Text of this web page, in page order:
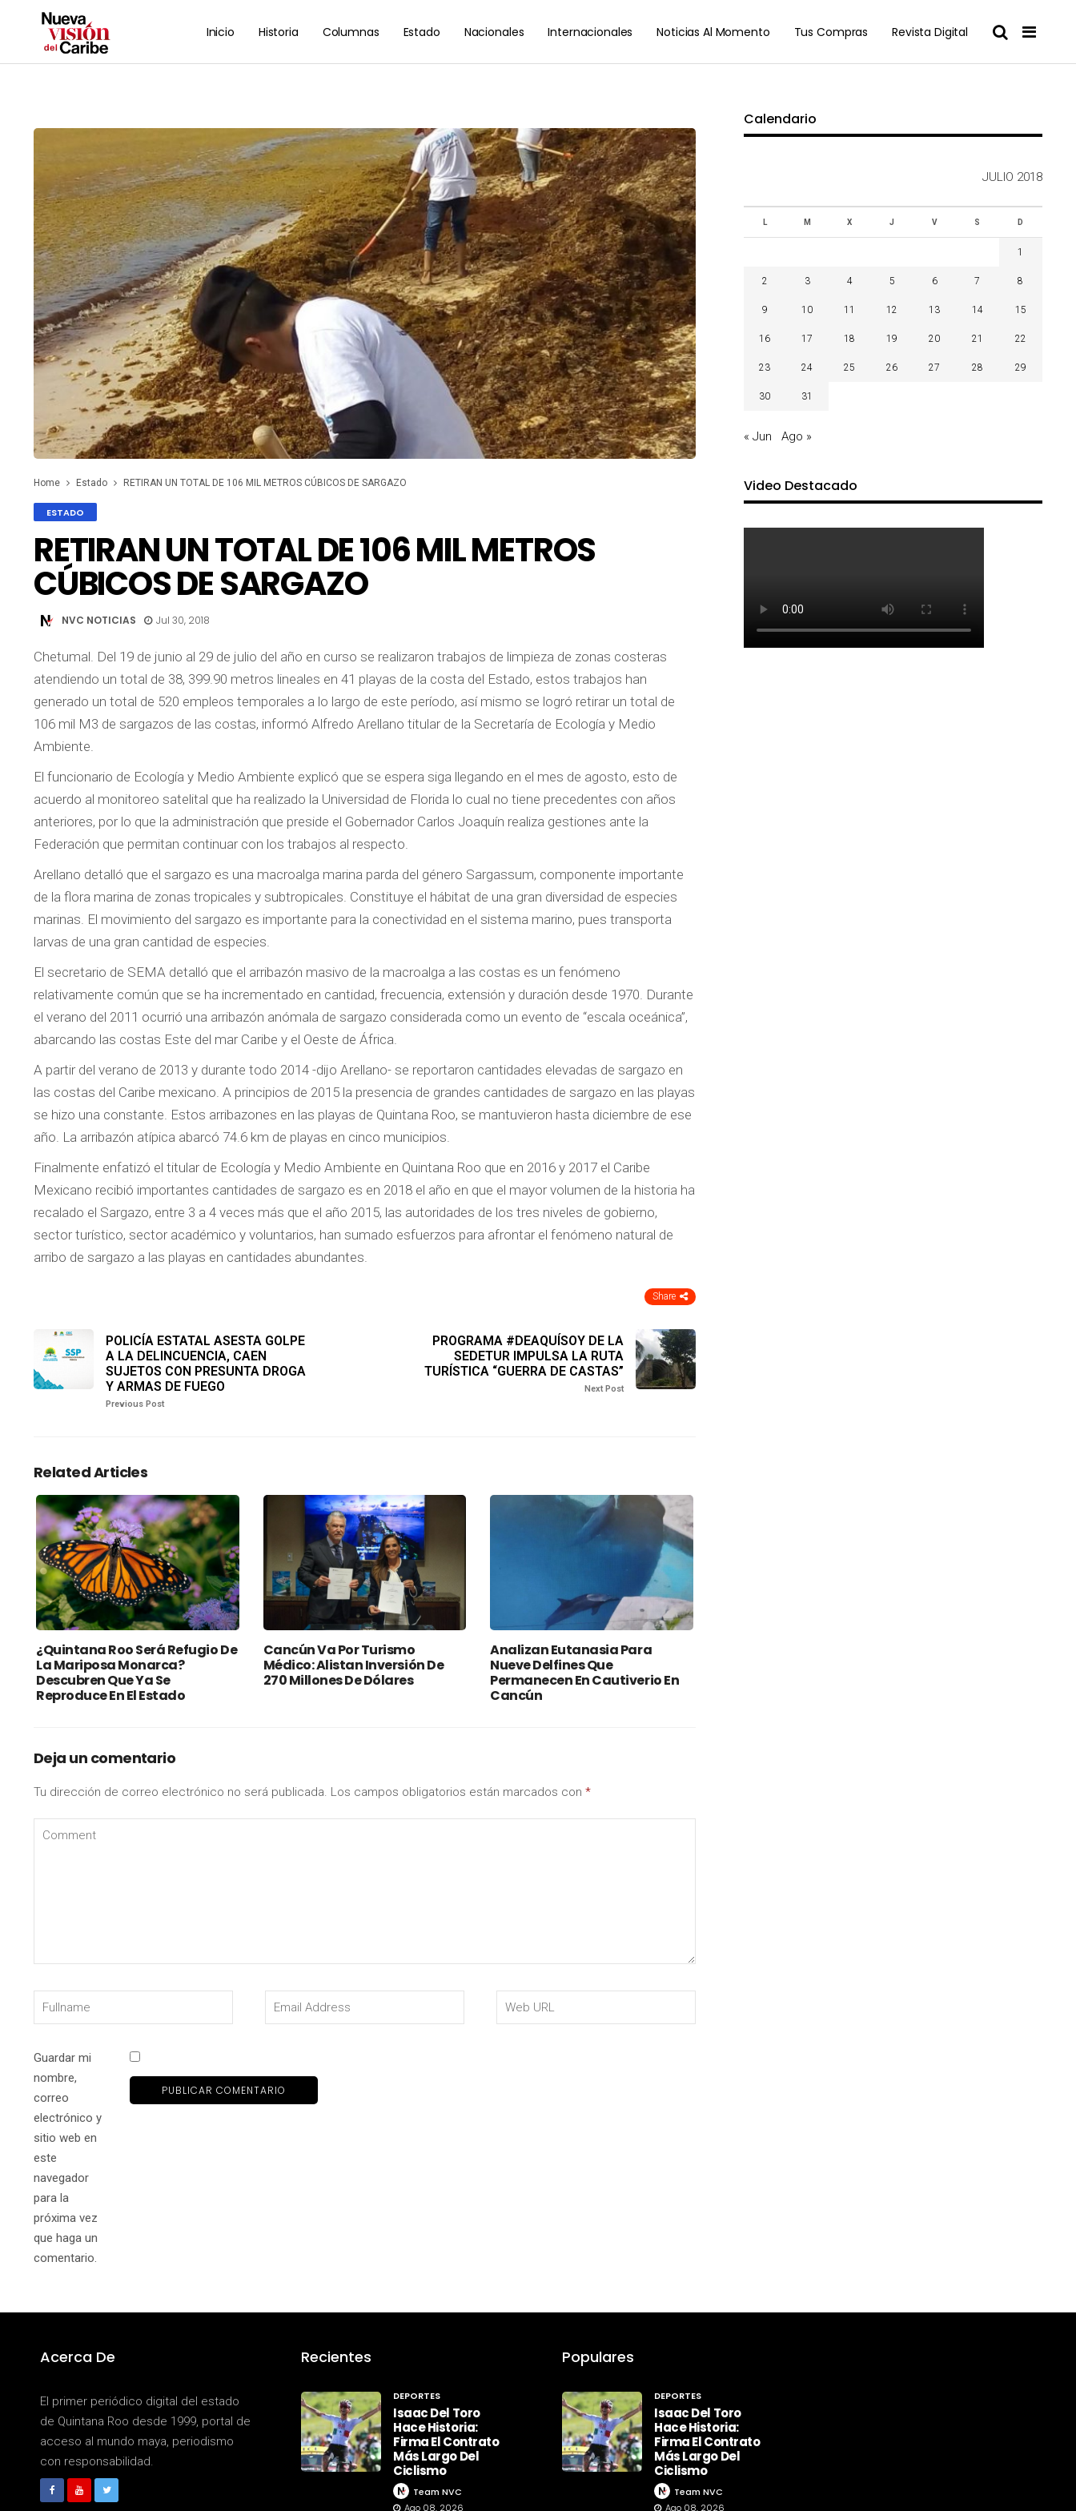
Inicio Historia Columnas Estado Nacionales Internacionales Noticias Al Momento Tus Compras Revista Digital
Home Estado RETIRAN UN TOTAL DE 106 MIL METROS CÚBICOS DE SARGAZO
ESTADO
RETIRAN UN TOTAL DE 106 MIL METROS
CÚBICOS DE SARGAZO
NVC NOTICIAS Jul 30, 2018
Chetumal. Del 19 de junio al 29 de julio del año en curso se realizaron trabajos de limpieza de zonas costeras
atendiendo un total de 38, 399.90 metros lineales en 41 playas de la costa del Estado, estos trabajos han
generado un total de 520 empleos temporales a lo largo de este período, así mismo se logró retirar un total de
106 mil M3 de sargazos de las costas, informó Alfredo Arellano titular de la Secretaría de Ecología y Medio
Ambiente.
El funcionario de Ecología y Medio Ambiente explicó que se espera siga llegando en el mes de agosto, esto de
acuerdo al monitoreo satelital que ha realizado la Universidad de Florida lo cual no tiene precedentes con años
anteriores, por lo que la administración que preside el Gobernador Carlos Joaquín realiza gestiones ante la
Federación que permitan continuar con los trabajos al respecto.
Arellano detalló que el sargazo es una macroalga marina parda del género Sargassum, componente importante
de la flora marina de zonas tropicales y subtropicales. Constituye el hábitat de una gran diversidad de especies
marinas. El movimiento del sargazo es importante para la conectividad en el sistema marino, pues transporta
larvas de una gran cantidad de especies.
El secretario de SEMA detalló que el arribazón masivo de la macroalga a las costas es un fenómeno
relativamente común que se ha incrementado en cantidad, frecuencia, extensión y duración desde 1970. Durante
el verano del 2011 ocurrió una arribazón anómala de sargazo considerada como un evento de “escala oceánica”,
abarcando las costas Este del mar Caribe y el Oeste de África.
A partir del verano de 2013 y durante todo 2014 -dijo Arellano- se reportaron cantidades elevadas de sargazo en
las costas del Caribe mexicano. A principios de 2015 la presencia de grandes cantidades de sargazo en las playas
se hizo una constante. Estos arribazones en las playas de Quintana Roo, se mantuvieron hasta diciembre de ese
año. La arribazón atípica abarcó 74.6 km de playas en cinco municipios.
Finalmente enfatizó el titular de Ecología y Medio Ambiente en Quintana Roo que en 2016 y 2017 el Caribe
Mexicano recibió importantes cantidades de sargazo es en 2018 el año en que el mayor volumen de la historia ha
recalado el Sargazo, entre 3 a 4 veces más que el año 2015, las autoridades de los tres niveles de gobierno,
sector turístico, sector académico y voluntarios, han sumado esfuerzos para afrontar el fenómeno natural de
arribo de sargazo a las playas en cantidades abundantes.
Share
POLICÍA ESTATAL ASESTA GOLPE
A LA DELINCUENCIA, CAEN
SUJETOS CON PRESUNTA DROGA
Y ARMAS DE FUEGO
Previous Post
PROGRAMA #DEAQUÍSOY DE LA
SEDETUR IMPULSA LA RUTA
TURÍSTICA “GUERRA DE CASTAS”
Next Post
Related Articles
¿Quintana Roo Será Refugio De
La Mariposa Monarca?
Descubren Que Ya Se
Reproduce En El Estado
Cancún Va Por Turismo
Médico: Alistan Inversión De
270 Millones De Dólares
Analizan Eutanasia Para
Nueve Delfines Que
Permanecen En Cautiverio En
Cancún
Deja un comentario
Tu dirección de correo electrónico no será publicada. Los campos obligatorios están marcados con *
Guardar mi
nombre,
correo
electrónico y
sitio web en
este
navegador
para la
próxima vez
que haga un
comentario.
Calendario
JULIO 2018
L M X J V S D
1
2 3 4 5 6 7 8
9 10 11 12 13 14 15
16 17 18 19 20 21 22
23 24 25 26 27 28 29
30 31
« Jun Ago »
Video Destacado
Acerca De
El primer periódico digital del estado
de Quintana Roo desde 1999, portal de
acceso al mundo maya, periodismo
con responsabilidad.
Recientes
DEPORTES
Isaac Del Toro
Hace Historia:
Firma El Contrato
Más Largo Del
Ciclismo
Team NVC
Ago 08, 2026
Populares
DEPORTES
Isaac Del Toro
Hace Historia:
Firma El Contrato
Más Largo Del
Ciclismo
Team NVC
Ago 08, 2026